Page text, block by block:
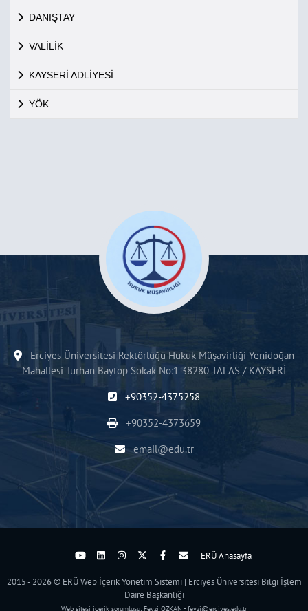
DANIŞTAY
VALİLİK
KAYSERİ ADLİYESİ
YÖK
Erciyes Üniversitesi Rektörlüğü Hukuk Müşavirliği Yenidoğan
Mahallesi Turhan Baytop Sokak No:1 38280 TALAS / KAYSERİ
+90352-4375258
+90352-4373659
email@edu.tr
ERÜ Anasayfa
2015 - 2026 © ERÜ Web İçerik Yönetim Sistemi | Erciyes Üniversitesi Bilgi İşlem
Daire Başkanlığı
Web sitesi içerik sorumlusu: Fevzi ÖZKAN - fevzi@erciyes.edu.tr